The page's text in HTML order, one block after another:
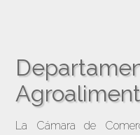
La Cámara de